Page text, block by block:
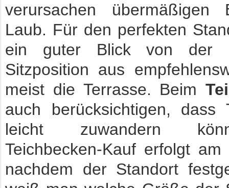
verursachen übermäßigen
Laub. Für den perfekten
ein guter Blick von der
Sitzposition aus
meist die Terrasse. Beim
auch berücksichtigen, dass
leicht zuwandern
Teichbecken-Kauf erfolgt
nachdem der Standort